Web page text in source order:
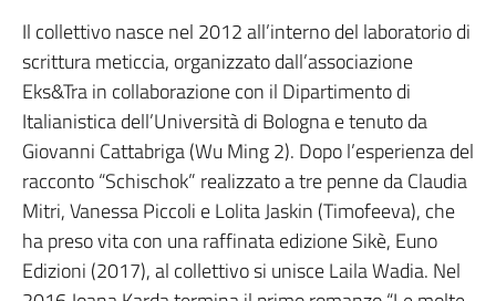
Il collettivo nasce nel 2012 all’interno del laboratorio di
scrittura meticcia, organizzato dall’associazione
Eks&Tra in collaborazione con il Dipartimento di
Italianistica dell’Università di Bologna e tenuto da
Giovanni Cattabriga (Wu Ming 2). Dopo l’esperienza del
racconto “Schischok” realizzato a tre penne da Claudia
Mitri, Vanessa Piccoli e Lolita Jaskin (Timofeeva), che
ha preso vita con una raffinata edizione Sikè, Euno
Edizioni (2017), al collettivo si unisce Laila Wadia. Nel